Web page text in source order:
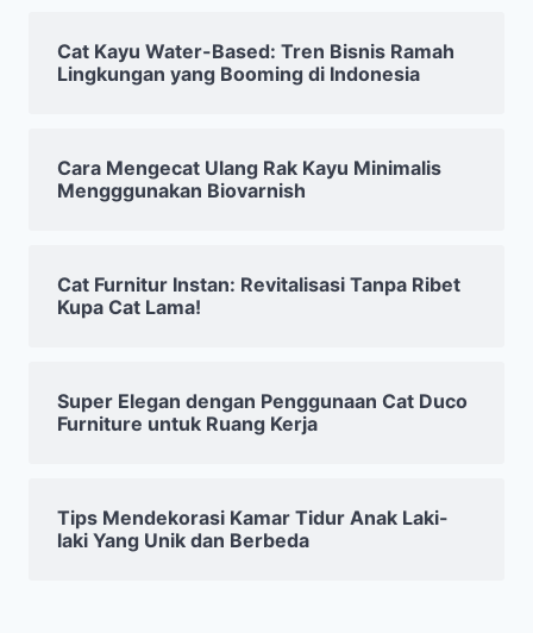
Cat Kayu Water-Based: Tren Bisnis Ramah
Lingkungan yang Booming di Indonesia
Cara Mengecat Ulang Rak Kayu Minimalis
Mengggunakan Biovarnish
Cat Furnitur Instan: Revitalisasi Tanpa Ribet
Kupa Cat Lama!
Super Elegan dengan Penggunaan Cat Duco
Furniture untuk Ruang Kerja
Tips Mendekorasi Kamar Tidur Anak Laki-
laki Yang Unik dan Berbeda